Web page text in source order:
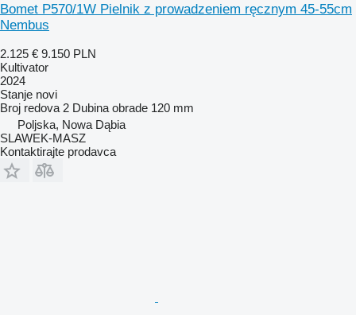
Bomet P570/1W Pielnik z prowadzeniem ręcznym 45-55cm
Nembus
2.125 € 9.150 PLN
Kultivator
2024
Stanje novi
Broj redova 2 Dubina obrade 120 mm
Poljska, Nowa Dąbia
SLAWEK-MASZ
Kontaktirajte prodavca